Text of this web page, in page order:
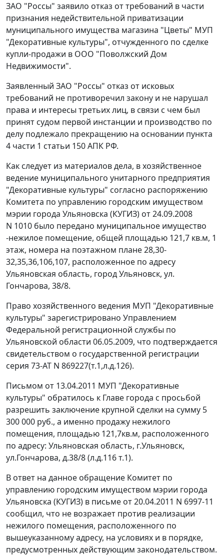
ЗАО "Россы" заявило отказ от требований в части
признания недействительной приватизации
муниципального имущества магазина "Цветы" МУП
"Декоративные культуры", отчужденного по сделке
купли-продажи в ООО "Поволжский Дом
Недвижимости".
Заявленный ЗАО "Россы" отказ от исковых
требований не противоречил закону и не нарушал
права и интересы третьих лиц, в связи с чем был
принят судом первой инстанции и производство по
делу подлежало прекращению на основании пункта
4 части 1 статьи 150АПК РФ.
Как следует из материалов дела, в хозяйственное
ведение муниципального унитарного предприятия
"Декоративные культуры" согласно распоряжению
Комитета по управлению городским имуществом
мэрии города Ульяновска (КУГИЗ) от 24.09.2008
N 1010 было передано муниципальное имущество
-нежилое помещение, общей площадью 121,7 кв.м, 1
этаж, номера на поэтажном плане 28,30-
32,35,36,106,107, расположенное по адресу
Ульяновская область, город Ульяновск, ул.
Гончарова, 38/8.
Право хозяйственного ведения МУП "Декоративные
культуры" зарегистрировано Управлением
Федеральной регистрационной службы по
Ульяновской области 06.05.2009, что подтверждается
свидетельством о государственной регистрации
серия 73-АТ N 869227(т.1,л.д.126).
Письмом от 13.04.2011 МУП "Декоративные
культуры" обратилось к Главе города с просьбой
разрешить заключение крупной сделки на сумму 5
300 000 руб., а именно продажу нежилого
помещения, площадью 121,7кв.м, расположенного
по адресу: Ульяновская область, г.Ульяновск,
ул.Гончарова, д.38/8 (л.д.116 т.1).
В ответ на данное обращение Комитет по
управлению городским имуществом мэрии города
Ульяновска (КУГИЗ) в письме от 20.04.2011 N 6997-11
сообщил, что не возражает против реализации
нежилого помещения, расположенного по
вышеуказанному адресу, на условиях и в порядке,
предусмотренных действующим законодательством.